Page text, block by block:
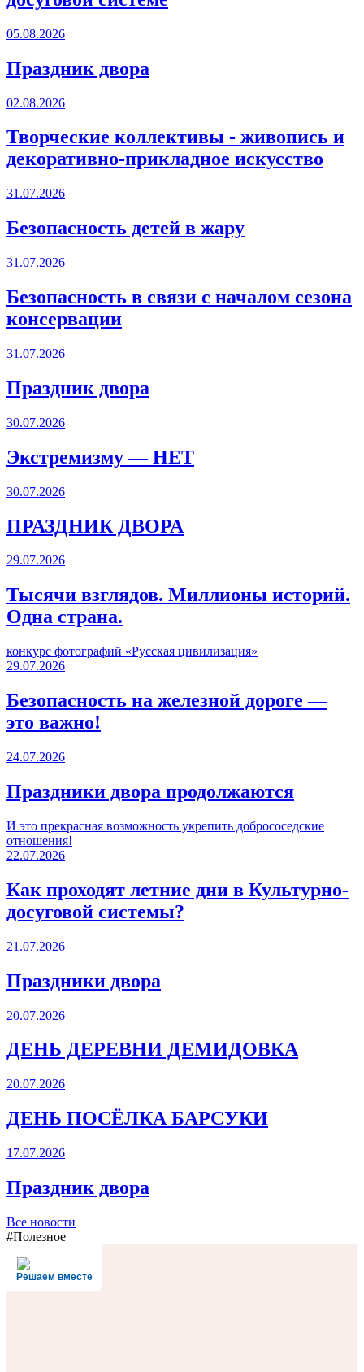
05.08.2026
Праздник двора
02.08.2026
Творческие коллективы - живопись и
декоративно-прикладное искусство
31.07.2026
Безопасность детей в жару
31.07.2026
Безопасность в связи с началом сезона
консервации
31.07.2026
Праздник двора
30.07.2026
Экстремизму — НЕТ
30.07.2026
ПРАЗДНИК ДВОРА️
29.07.2026
Тысячи взглядов. Миллионы историй.
Одна страна.
конкурс фотографий «Русская цивилизация»
29.07.2026
Безопасность на железной дороге —
это важно!
24.07.2026
Праздники двора продолжаются
И это прекрасная возможность укрепить добрососедские
отношения!
22.07.2026
Как проходят летние дни в Культурно-
досуговой системы?
21.07.2026
Праздники двора
20.07.2026
ДЕНЬ ДЕРЕВНИ ДЕМИДОВКА
20.07.2026
ДЕНЬ ПОСЁЛКА БАРСУКИ
17.07.2026
Праздник двора
Все новости
#Полезное
Решаем вместе